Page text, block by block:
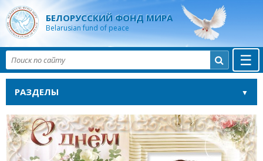
БЕЛОРУССКИЙ ФОНД МИРА
Belarusian fund of peace
☰

РАЗДЕЛЫ